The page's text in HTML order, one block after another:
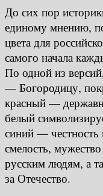
До сих пор
единому мнению,
цвета для
самого начала
По одной из
— Богородицу,
красный —
белый
синий —
смелость,
русским людям, а
за Отечество.